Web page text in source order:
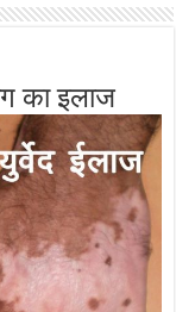
का इलाज